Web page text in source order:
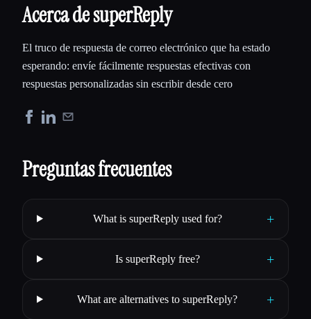
Acerca de superReply
El truco de respuesta de correo electrónico que ha estado
esperando: envíe fácilmente respuestas efectivas con
respuestas personalizadas sin escribir desde cero
Preguntas frecuentes
What is superReply used for? +
Is superReply free? +
What are alternatives to superReply? +